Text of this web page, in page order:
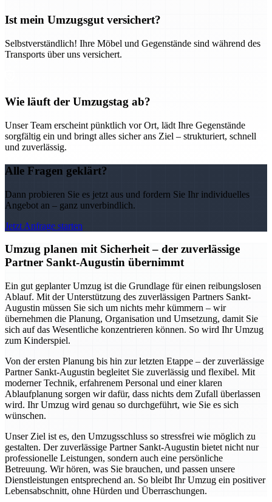
Ist mein Umzugsgut versichert?
Selbstverständlich! Ihre Möbel und Gegenstände sind während des
Transports über uns versichert.
Wie läuft der Umzugstag ab?
Unser Team erscheint pünktlich vor Ort, lädt Ihre Gegenstände
sorgfältig ein und bringt alles sicher ans Ziel – strukturiert, schnell
und zuverlässig.
Alle Fragen geklärt?
Dann probieren Sie es jetzt aus und fordern Sie Ihr individuelles
Angebot an – ganz unverbindlich.
Jetzt Anfrage starten
Umzug planen mit Sicherheit – der zuverlässige
Partner Sankt-Augustin übernimmt
Ein gut geplanter Umzug ist die Grundlage für einen reibungslosen
Ablauf. Mit der Unterstützung des zuverlässigen Partners Sankt-
Augustin müssen Sie sich um nichts mehr kümmern – wir
übernehmen die Planung, Organisation und Umsetzung, damit Sie
sich auf das Wesentliche konzentrieren können. So wird Ihr Umzug
zum Kinderspiel.
Von der ersten Planung bis hin zur letzten Etappe – der zuverlässige
Partner Sankt-Augustin begleitet Sie zuverlässig und flexibel. Mit
moderner Technik, erfahrenem Personal und einer klaren
Ablaufplanung sorgen wir dafür, dass nichts dem Zufall überlassen
wird. Ihr Umzug wird genau so durchgeführt, wie Sie es sich
wünschen.
Unser Ziel ist es, den Umzugsschluss so stressfrei wie möglich zu
gestalten. Der zuverlässige Partner Sankt-Augustin bietet nicht nur
professionelle Leistungen, sondern auch eine persönliche
Betreuung. Wir hören, was Sie brauchen, und passen unsere
Dienstleistungen entsprechend an. So bleibt Ihr Umzug ein positiver
Lebensabschnitt, ohne Hürden und Überraschungen.